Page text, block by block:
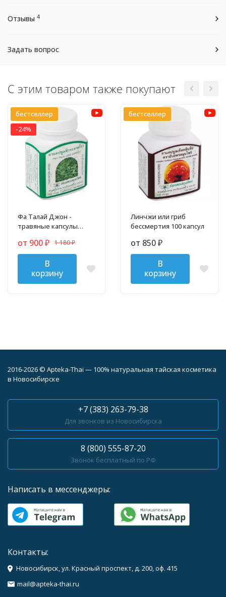
Отзывы 4
Задать вопрос
С этим товаром также покупают
бестселлер
-24%
Фа Талай Джон -
травяные капсулы
простуды
от 900 ₽ 1 180₽
В
корзину
бестселлер
Линчжи или гриб
бессмертия 100 капсул
от 850 ₽
В
корзину
2016-2026 © Apteka-Thai — 100% натуральная тайская косметика
в Новосибирске
+7 (383) 263-79-38
Для звонков из Новосибирска
8 (800) 555-87-20
Звонок бесплатный по РФ
Написать в мессенджеры:
Контакты:
Новосибирск, ул. Красный проспект, д. 200, оф. 415
mail@apteka-thai.ru